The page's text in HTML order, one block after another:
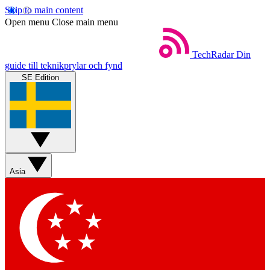
Skip to main content
Open menu Close main menu
TechRadar Din
guide till teknikprylar och fynd
SE Edition
Asia